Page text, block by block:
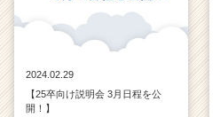
2024.02.29
【25卒向け説明会 3月日程を公
開！】